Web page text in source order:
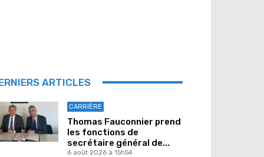
ARTICLES
CARRIÈRE
Thomas Fauconnier prend
les fonctions de
secrétaire général de...
6 août 2026 à 15h54